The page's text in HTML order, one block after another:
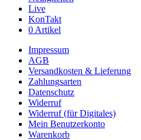
Live
KonTakt
0 Artikel
Impressum
AGB
Versandkosten & Lieferung
Zahlungsarten
Datenschutz
Widerruf
Widerruf (für Digitales)
Mein Benutzerkonto
Warenkorb